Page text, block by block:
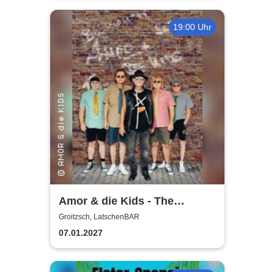
19:00 Uhr
Amor & die Kids - The
Bockwurst returns !
Groitzsch, LatschenBAR
07.01.2027